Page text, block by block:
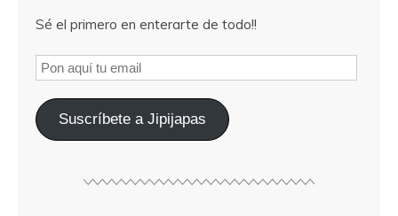
Sé el primero en enterarte de todo!!
Suscríbete a Jipijapas